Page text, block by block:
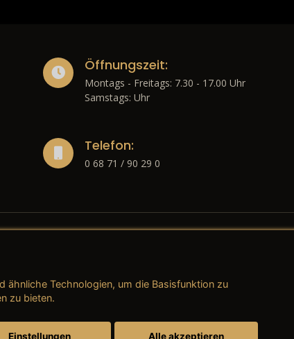
Öffnungszeit:
Montags - Freitags: 7.30 - 17.00 Uhr
Samstags: Uhr
Telefon:
0 68 71 / 90 29 0
(Neuwagen)
→ AGB (Teile & Zubehör)
ähnliche Technologien, um die Basisfunktion zu
zu bieten.
Einstellungen Alle akzeptieren